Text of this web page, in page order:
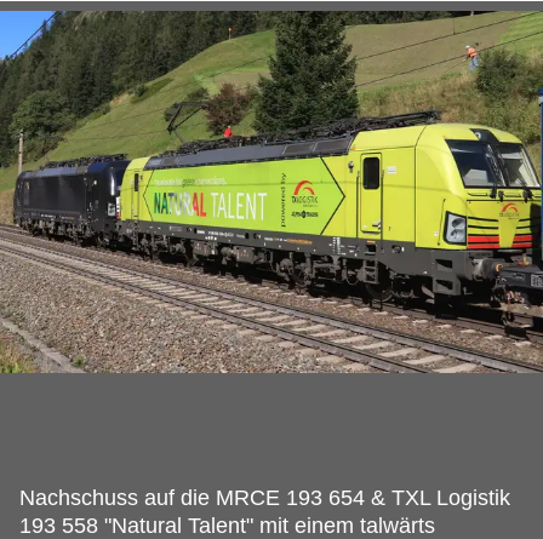
Nachschuss auf die MRCE 193 654 & TXL Logistik
193 558 "Natural Talent" mit einem talwärts